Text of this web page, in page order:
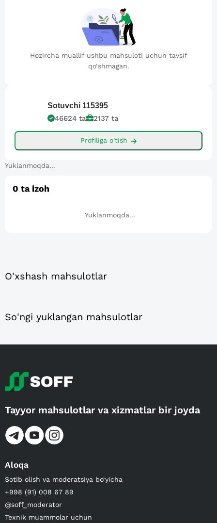
Hozircha muallif ushbu mahsuloti uchun tavsif
qo‘shmagan.
Sotuvchi 115395
46624 ta 2137 ta
Profiliga o'tish
Yuklanmoqda...
0 ta izoh
Yuklanmoqda...
O'xshash mahsulotlar
So'ngi yuklangan mahsulotlar
Tayyor mahsulotlar va xizmatlar bir joyda
Aloqa
Sotib olish va moderatsiya bo‘yicha
+998 (91) 008 67 89
@soff_moderator
Texnik muammolar uchun